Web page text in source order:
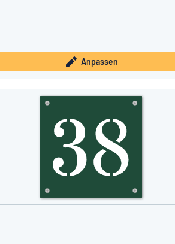
Anpassen